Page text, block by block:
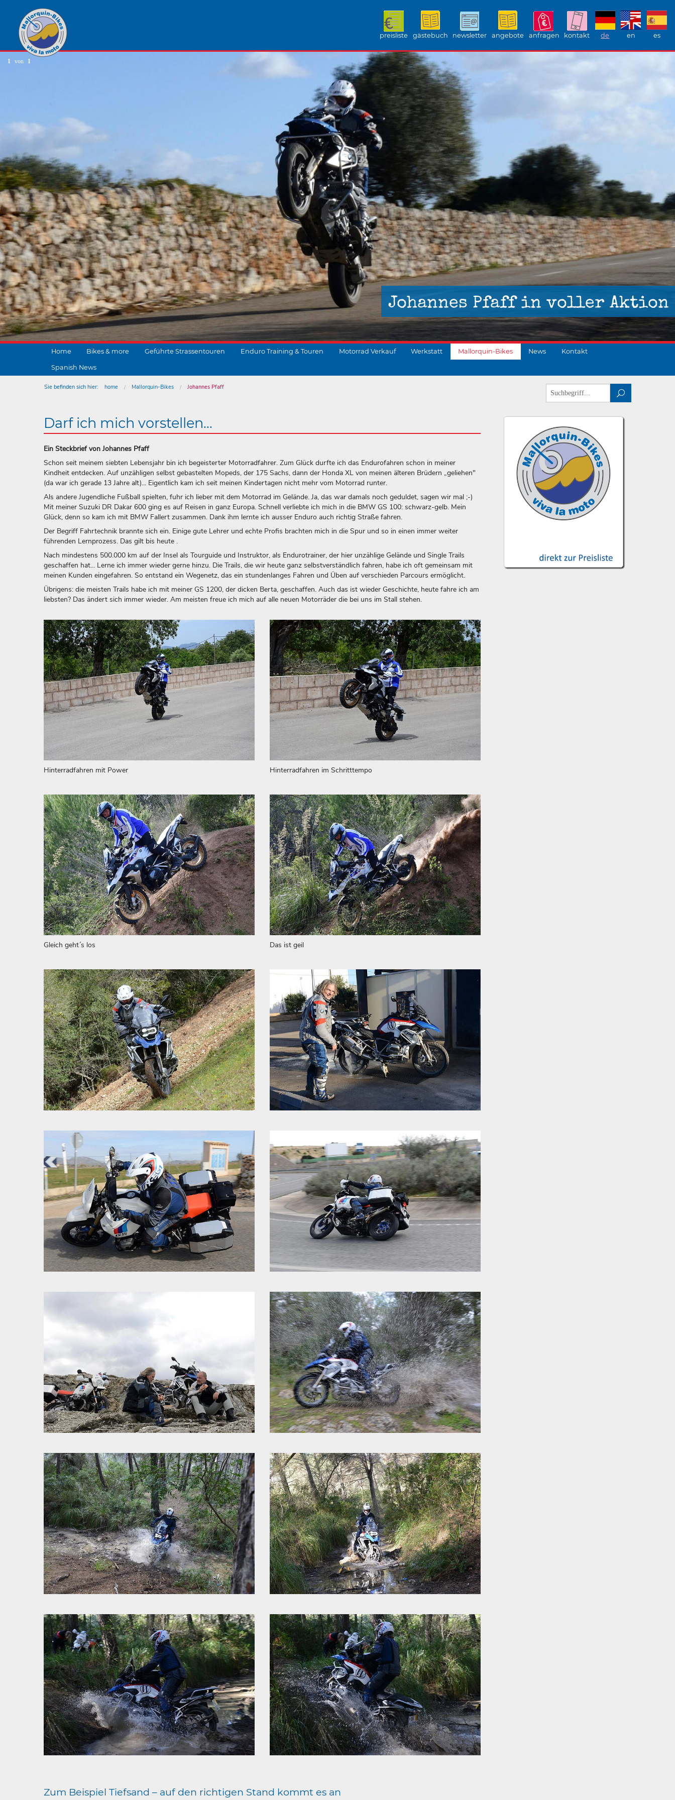
preisliste gästebuch newsletter angebote anfragen kontakt de en es
Johannes Pfaff in voller Aktion
1 von 1
Home Bikes & more Geführte Strassentouren Enduro Training & Touren Motorrad Verkauf Werkstatt Mallorquin-Bikes News Kontakt
Spanish News
Sie befinden sich hier: home Mallorquin-Bikes
Johannes Pfaff
Darf ich mich vorstellen...
Ein Steckbrief von Johannes Pfaff
Schon seit meinem siebten Lebensjahr bin ich begeisterter Motorradfahrer. Zum Glück durfte ich das Endurofahren schon in meiner
Kindheit entdecken. Auf unzähligen selbst gebastelten Mopeds, der 175 Sachs, dann der Honda XL von meinen älteren Brüdern „geliehen"
(da war ich gerade 13 Jahre alt)... Eigentlich kam ich seit meinen Kindertagen nicht mehr vom Motorrad runter.
Als andere Jugendliche Fußball spielten, fuhr ich lieber mit dem Motorrad im Gelände. Ja, das war damals noch geduldet, sagen wir mal ;-)
Mit meiner Suzuki DR Dakar 600 ging es auf Reisen in ganz Europa. Schnell verliebte ich mich in die BMW GS 100: schwarz-gelb. Mein
Glück, denn so kam ich mit BMW Fallert zusammen. Dank ihm lernte ich ausser Enduro auch richtig Straße fahren.
Der Begriff Fahrtechnik brannte sich ein. Einige gute Lehrer und echte Profis brachten mich in die Spur und so in einen immer weiter
führenden Lernprozess. Das gilt bis heute .
Nach mindestens 500.000 km auf der Insel als Tourguide und Instruktor, als Endurotrainer, der hier unzählige Gelände und Single Trails
geschaffen hat... Lerne ich immer wieder gerne hinzu. Die Trails, die wir heute ganz selbstverständlich fahren, habe ich oft gemeinsam mit
meinen Kunden eingefahren. So entstand ein Wegenetz, das ein stundenlanges Fahren und Üben auf verschieden Parcours ermöglicht.
Übrigens: die meisten Trails habe ich mit meiner GS 1200, der dicken Berta, geschaffen. Auch das ist wieder Geschichte, heute fahre ich am
liebsten? Das ändert sich immer wieder. Am meisten freue ich mich auf alle neuen Motorräder die bei uns im Stall stehen.
Hinterradfahren mit Power Hinterradfahren im Schritttempo
Gleich geht´s los Das ist geil
Zum Beispiel Tiefsand – auf den richtigen Stand kommt es an